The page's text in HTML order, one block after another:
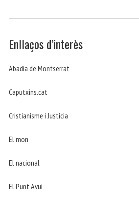
Enllaços d’interès
Abadia de Montserrat
Caputxins.cat
Cristianisme i Justicia
El mon
El nacional
El Punt Avui